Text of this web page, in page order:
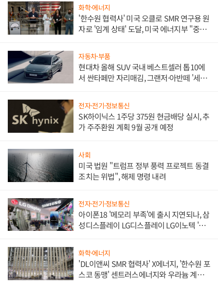
화학·에너지
'한수원 협력사' 미국 오클로 SMR 연구용 원
자로 '임계 상태' 도달, 미국 에너지부 "중요
자동차·부품
현대차 올해 SUV 국내 베스트셀러 톱10에
서 싼타페만 자리매김, 그랜저·아반떼 '세단
전자·전기·정보통신
SK하이닉스 1주당 375원 현금배당 실시, 추
가 주주환원 계획 9월 공개 예정
사회
미국 법원 "트럼프 정부 풍력 프로젝트 동결
조치는 위법", 해제 명령 내려
전자·전기·정보통신
아이폰18 '메모리 부족'에 출시 지연되나, 삼
성디스플레이 LG디스플레이 LG이노텍 '탈
화학·에너지
'DL이앤씨 SMR 협력사' X에너지, '한수원 포
스코 동맹' 센트러스에너지와 우라늄 계약